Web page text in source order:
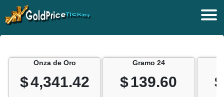
Onza de Oro
$4,341.42
Gramo 24
$139.60 $